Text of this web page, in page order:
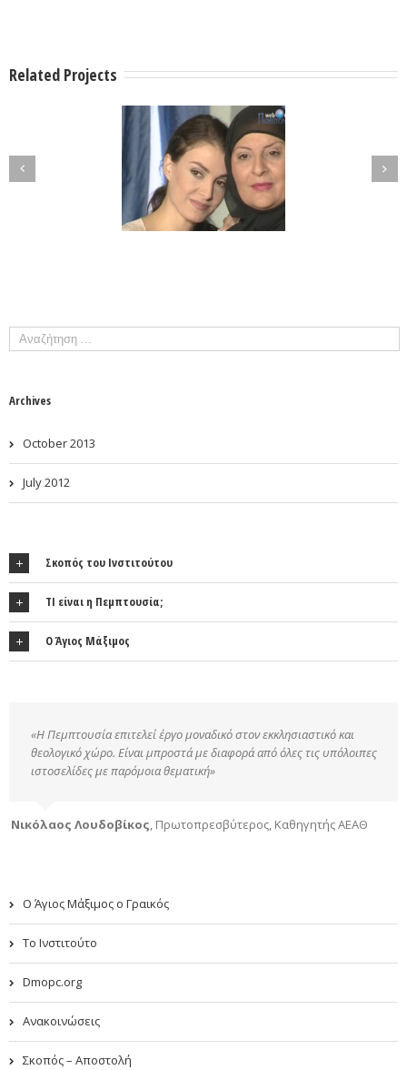
Related Projects
Archives
October 2013
July 2012
Σκοπός του Ινστιτούτου
ΤΙ είναι η Πεμπτουσία;
Ο Άγιος Μάξιμος
«Η Πεμπτουσία επιτελεί έργο μοναδικό στον εκκλησιαστικό και
θεολογικό χώρο. Είναι μπροστά με διαφορά από όλες τις υπόλοιπες
ιστοσελίδες με παρόμοια θεματική»
Νικόλαος Λουδοβίκος, Πρωτοπρεσβύτερος, Καθηγητής ΑΕΑΘ
Ο Άγιος Μάξιμος ο Γραικός
Το Ινστιτούτο
Dmopc.org
Ανακοινώσεις
Σκοπός – Αποστολή